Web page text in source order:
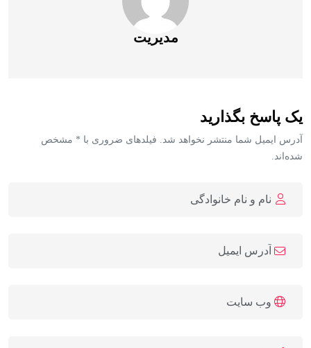
مدیریت
یک پاسخ بگذارید
آدرس ایمیل شما منتشر نخواهد شد. فیلدهای ضروری با * مشخص
شده‌اند.